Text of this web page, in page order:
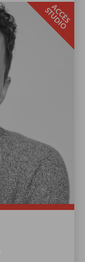
A
C
C
È
S
S
T
U
D
I
O